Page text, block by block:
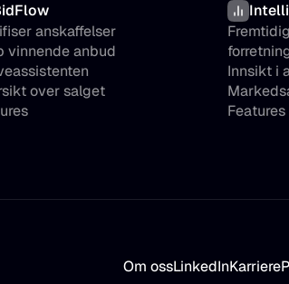
anskaffelser
vinnende anbud
over salget
Innsikt i
Features
Om ossLinkedInKarriere